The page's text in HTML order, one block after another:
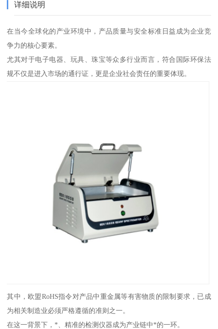
详细说明
在当今全球化的产业环境中，产品质量与安全标准日益成为企业竞
争力的核心要素。
尤其对于电子电器、玩具、珠宝等众多行业而言，符合国际环保法
规不仅是进入市场的通行证，更是企业社会责任的重要体现。
其中，欧盟RoHS指令对产品中重金属等有害物质的限制要求，已成
为相关制造业必须严格遵循的准则之一。
在这一背景下，*、精准的检测仪器成为产业链中*的一环。